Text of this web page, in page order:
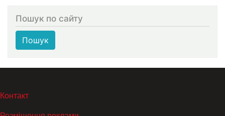
Пошук по сайту
Пошук
МЕНЮ В ПОДВАЛЕ
Контакт